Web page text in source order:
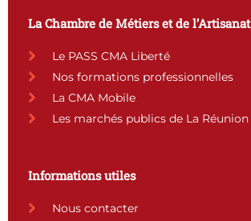
o
o
k
a
g
r
a
m
b
e
e
d
La Chambre de Métiers et de l’Artisanat
Le PASS CMA Liberté
Nos formations professionnelles
La CMA Mobile
Les marchés publics de La Réunion
Informations utiles
Nous contacter